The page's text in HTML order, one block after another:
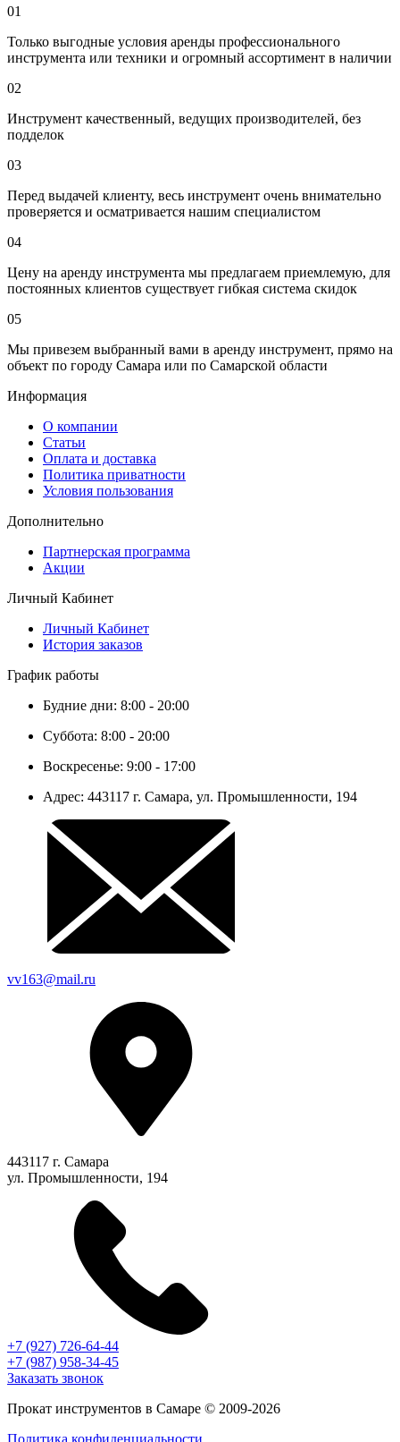
01
Только выгодные условия аренды профессионального
инструмента или техники и огромный ассортимент в наличии
02
Инструмент качественный, ведущих производителей, без
подделок
03
Перед выдачей клиенту, весь инструмент очень внимательно
проверяется и осматривается нашим специалистом
04
Цену на аренду инструмента мы предлагаем приемлемую, для
постоянных клиентов существует гибкая система скидок
05
Мы привезем выбранный вами в аренду инструмент, прямо на
объект по городу Самара или по Самарской области
Информация
О компании
Статьи
Оплата и доставка
Политика приватности
Условия пользования
Дополнительно
Партнерская программа
Акции
Личный Кабинет
Личный Кабинет
История заказов
График работы
Будние дни: 8:00 - 20:00
Суббота: 8:00 - 20:00
Воскресенье: 9:00 - 17:00
Адрес: 443117 г. Самара, ул. Промышленности, 194
vv163@mail.ru
443117 г. Самара
ул. Промышленности, 194
+7 (927) 726-64-44
+7 (987) 958-34-45
Заказать звонок
Прокат инструментов в Самаре © 2009-2026
Политика конфиденциальности